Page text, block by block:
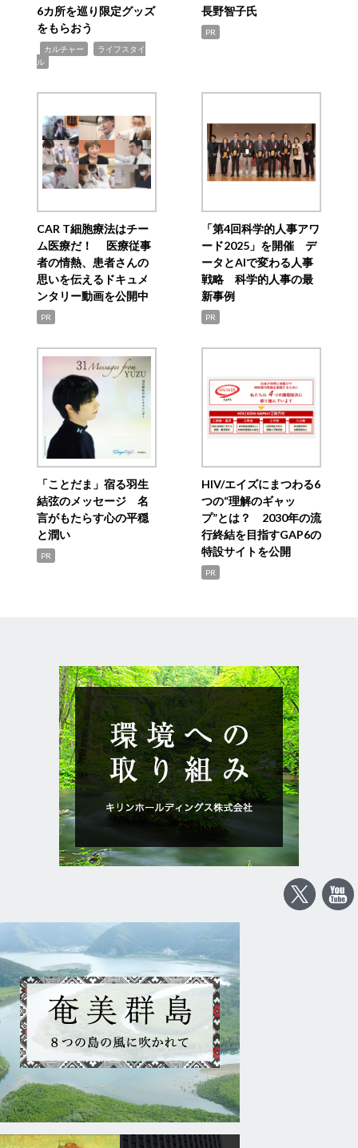
6カ所を巡り限定グッズ
をもらおう
カルチャー
ライフスタイ
ル
長野智子氏
PR
CAR T細胞療法はチー
ム医療だ！ 医療従事
者の情熱、患者さんの
思いを伝えるドキュメ
ンタリー動画を公開中
PR
「第4回科学的人事アワ
ード2025」を開催 デ
ータとAIで変わる人事
戦略 科学的人事の最
新事例
PR
「ことだま」宿る羽生
結弦のメッセージ 名
言がもたらす心の平穏
と潤い
PR
HIV/エイズにまつわる6
つの“理解のギャッ
プ”とは？ 2030年の流
行終結を目指すGAP6の
特設サイトを公開
PR